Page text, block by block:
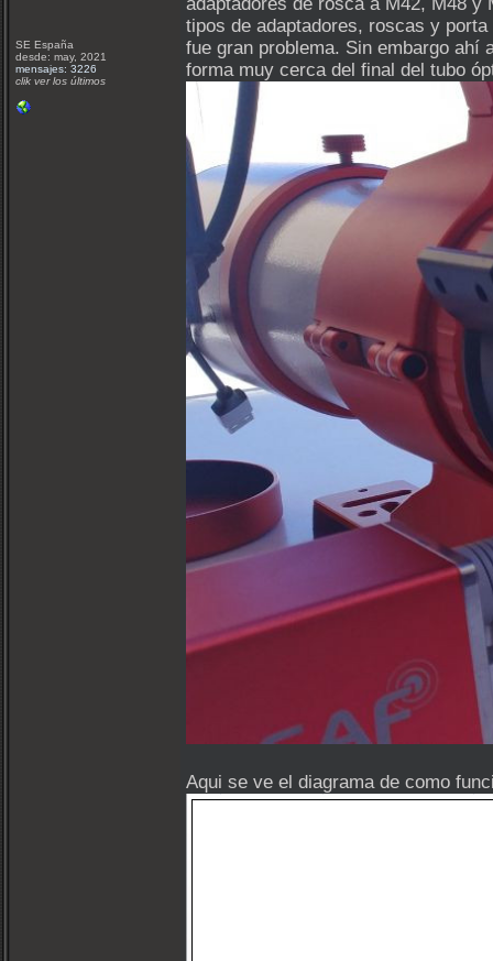
SE España
desde: may, 2021
mensajes: 3226
clik ver los últimos
tipos de adaptadores, roscas y
fue gran problema. Sin embargo ahí
forma muy cerca del final del tubo
Aqui se ve el diagrama de como